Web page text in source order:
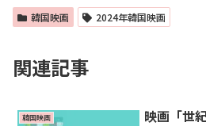
韓国映画 2024年韓国映画
関連記事
韓国映画
映画「世